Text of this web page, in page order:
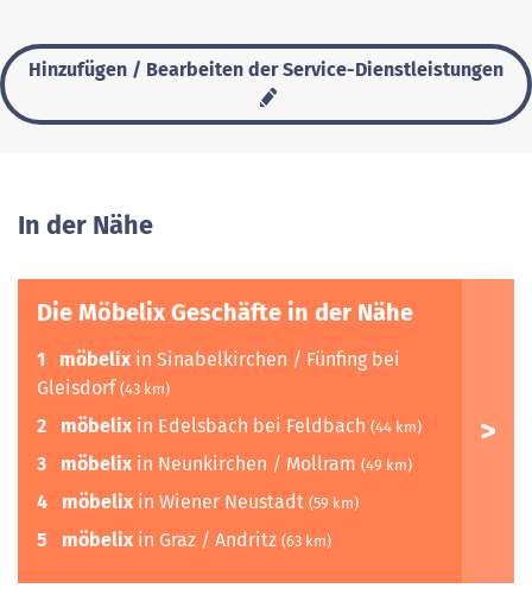
Hinzufügen / Bearbeiten der Service-Dienstleistungen
In der Nähe
Die Möbelix Geschäfte in der Nähe
1 möbelix in Sinabelkirchen / Fünfing bei
Gleisdorf (43 km)
2 möbelix in Edelsbach bei Feldbach (44 km)
3 möbelix in Neunkirchen / Mollram (49 km)
4 möbelix in Wiener Neustadt (59 km)
5 möbelix in Graz / Andritz (63 km)